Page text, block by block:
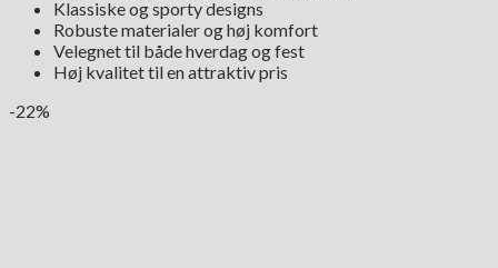
Klassiske og sporty designs
Robuste materialer og høj komfort
Velegnet til både hverdag og fest
Høj kvalitet til en attraktiv pris
-22%